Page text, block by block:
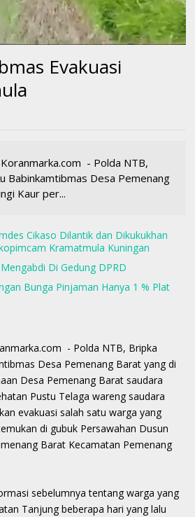
Evakuasi
- Polda NTB,
Babinkamtibmas Desa Pemenang
Kaur per...
Cikaso Dilantik dan Dikukukhan
Kramatmula Kuningan
Di Gedung DPRD
Bunga Pinjaman Hanya 1 % Plat
- Polda NTB, Bripka
Desa Pemenang Barat yang di
Desa Pemenang Barat saudara
Pustu Telaga wareng saudara
evakuasi salah satu warga yang
di gubuk Persawahan Dusun
Barat Kecamatan Pemenang
sebelumnya tentang warga yang
Tanjung beberapa hari yang lalu